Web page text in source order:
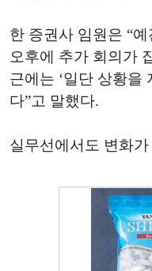
한 증권사 임원은 “
오후에 추가 회의가
근에는 ‘일단 상황을
다”고 말했다.
실무선에서도 변화